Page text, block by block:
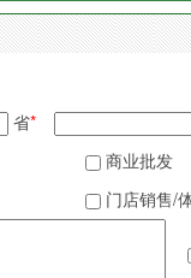
省*
商业批发
门店销售/